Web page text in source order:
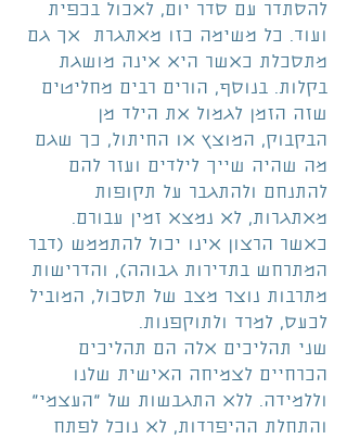
להסתדר עם סדר יום, לאכול בכפית
ועוד. כל משימה כזו מאתגרת  אך גם
מתסכלת כאשר היא אינה מושגת
בקלות. בנוסף, הורים רבים מחליטים
שזה הזמן לגמול את הילד מן
הבקבוק, המוצץ או החיתול, כך שגם
מה שהיה שייך לילדים ועזר להם
להתנחם ולהתגבר על תקופות
מאתגרות, לא נמצא זמין עבורם.
כאשר הרצון אינו יכול להתממש (דבר
המתרחש בתדירות גבוהה), והדרישות
מתרבות נוצר מצב של תסכול, המוביל
לכעס, למרד ולתוקפנות.
שני תהליכים אלה הם תהליכים
הכרחיים לצמיחה האישית שלנו
וללמידה. ללא התגבשות של "העצמי"
והתחלת ההיפרדות, לא נוכל לפתח